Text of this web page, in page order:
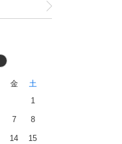
金
土
1
7 8
14 15